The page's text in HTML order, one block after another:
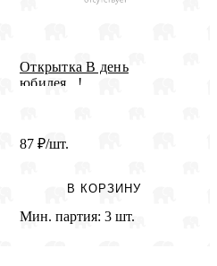
Открытка В день
юбилея...!
87 ₽/шт.
В КОРЗИНУ
Мин. партия: 3 шт.